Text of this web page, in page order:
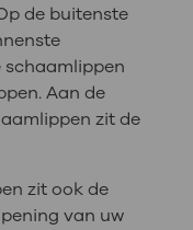
de buitenste
schaamlippen
Aan de
zit de
zit ook de
van uw